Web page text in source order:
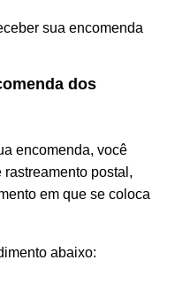
sua encomenda
dos
encomenda, você
postal,
em que se coloca
abaixo: